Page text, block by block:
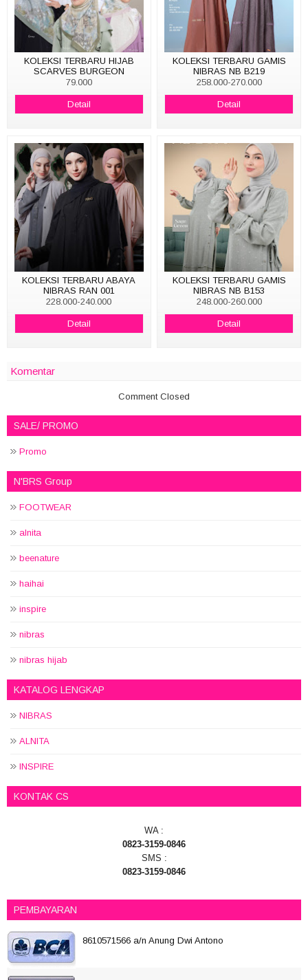
KOLEKSI TERBARU HIJAB
SCARVES BURGEON
79.000
Detail
KOLEKSI TERBARU GAMIS
NIBRAS NB B219
258.000-270.000
Detail
KOLEKSI TERBARU ABAYA
NIBRAS RAN 001
228.000-240.000
Detail
KOLEKSI TERBARU GAMIS
NIBRAS NB B153
248.000-260.000
Detail
Komentar
Comment Closed
SALE/ PROMO
Promo
N'BRS Group
FOOTWEAR
alnita
beenature
haihai
inspire
nibras
nibras hijab
KATALOG LENGKAP
NIBRAS
ALNITA
INSPIRE
KONTAK CS
WA :
0823-3159-0846
SMS :
0823-3159-0846
PEMBAYARAN
8610571566 a/n Anung Dwi Antono